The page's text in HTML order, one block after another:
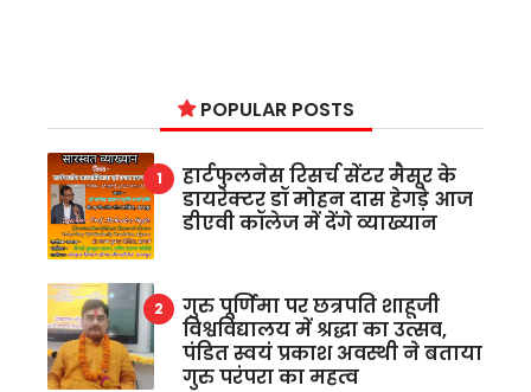
POPULAR POSTS
हार्टफुलनेस रिसर्च सेंटर मैसूर के
डायरेक्टर डॉ मोहन दास हेगड़े आज
डीएवी कॉलेज में देंगे व्याख्यान
गुरु पूर्णिमा पर छत्रपति शाहूजी
विश्वविद्यालय में श्रद्धा का उत्सव,
पंडित स्वयं प्रकाश अवस्थी ने बताया
गुरु परंपरा का महत्व